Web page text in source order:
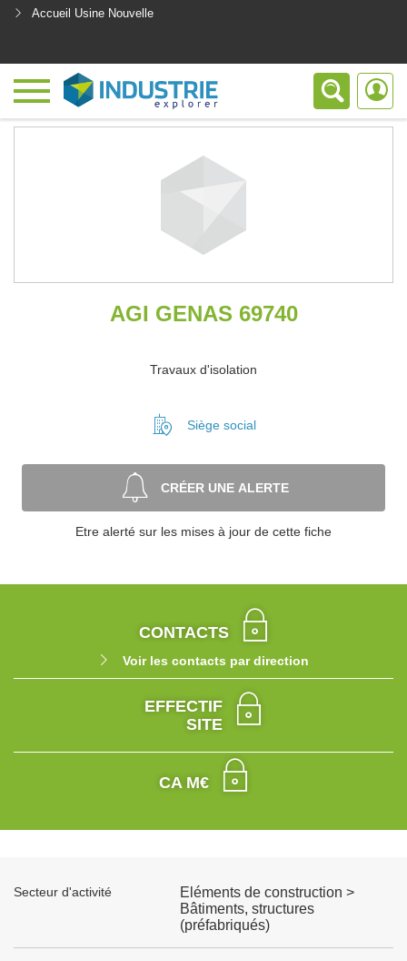
Accueil Usine Nouvelle
AGI GENAS 69740
Travaux d'isolation
Siège social
CRÉER UNE ALERTE
Etre alerté sur les mises à jour de cette fiche
CONTACTS
Voir les contacts par direction
EFFECTIF
SITE
CA M€
Secteur d'activité
Eléments de construction >
Bâtiments, structures
(préfabriqués)